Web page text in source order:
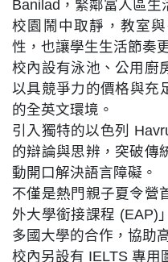
Banilad，緊鄰富人區生
校園鬧中取靜，教室
性，也讓學生生活節奏
校內設有泳池、公用廚
以具競爭力的價格與充
的全英文環境。
引入獨特的以色列
的辯論與思辨，突破傳
動開口解決語言障礙。
不僅是熱門親子夏令營
外大學銜接課程 (EAP)
多國大學的合作，協助
校內另設有 IELTS 專用